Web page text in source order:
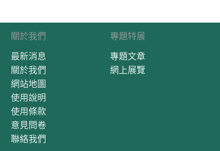
關於我們
最新消息
關於我們
網站地圖
使用說明
使用條款
意見問卷
聯絡我們
專題特展
專題文章
網上展覽